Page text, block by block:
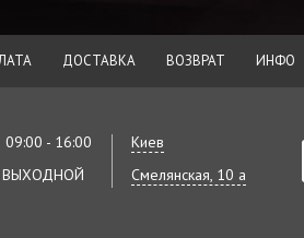
ДОСТАВКА ВОЗВРАТ ИНФО
- 16:00
ВЫХОДНОЙ
Киев
Смелянская, 10 а